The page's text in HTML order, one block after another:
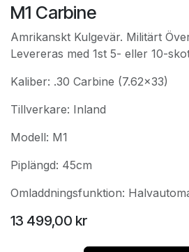
M1 Carbine
Amrikanskt Kulgevär. Militärt
Levereras med 1st 5- eller 10-
Kaliber: .30 Carbine (7.62x33)
Tillverkare: Inland
Modell: M1
Piplängd: 45cm
Omladdningsfunktion:
13 499,00 kr